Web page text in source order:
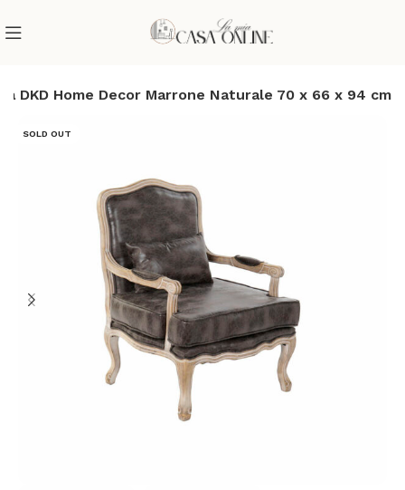
DKD Home Decor Marrone Naturale 70 x 66 x 94 cm
SOLD OUT